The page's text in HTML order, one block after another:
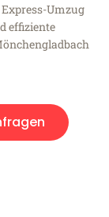
Umzug
effiziente